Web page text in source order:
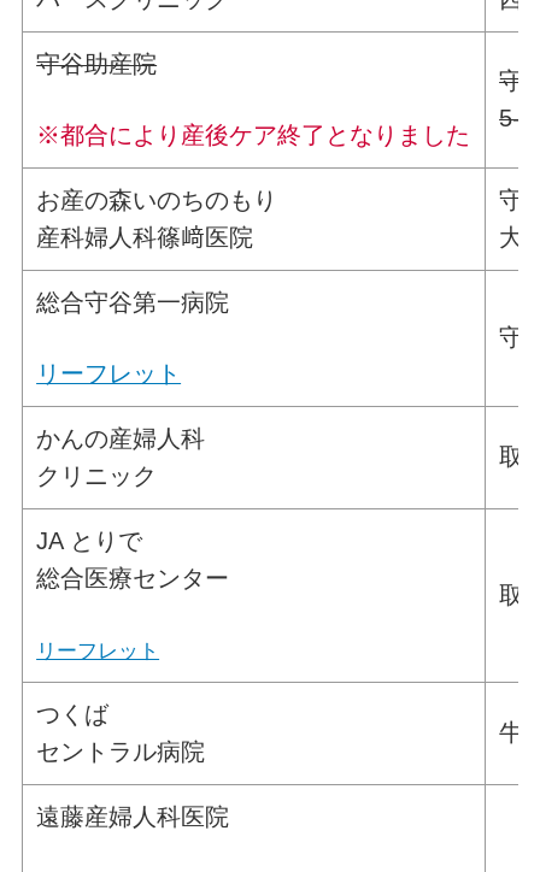
守谷助産院
※都合により産後ケア終了となりました
守
5-
お産の森いのちのもり
産科婦人科篠﨑医院
守
大
総合守谷第一病院
リーフレット
守
かんの産婦人科
クリニック
取
JA とりで
総合医療センター
リーフレット
取
つくば
セントラル病院
牛
遠藤産婦人科医院